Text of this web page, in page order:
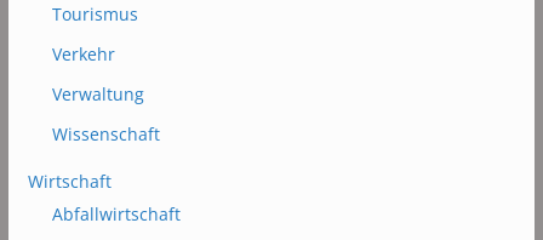
Tourismus
Verkehr
Verwaltung
Wissenschaft
Wirtschaft
Abfallwirtschaft